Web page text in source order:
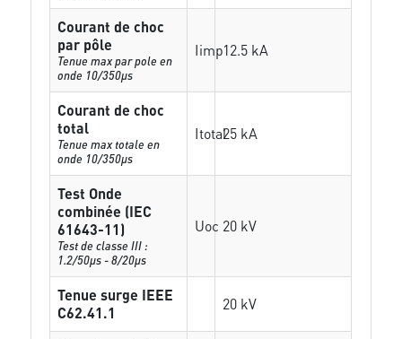
Courant de choc
par pôle
Tenue max par pole en
onde 10/350µs
Iimp12.5 kA
Courant de choc
total
Tenue max totale en
onde 10/350µs
Itotal25 kA
Test Onde
combinée (IEC
61643-11)
Test de classe III :
1.2/50µs - 8/20µs
Uoc 20 kV
Tenue surge IEEE
C62.41.1
20 kV